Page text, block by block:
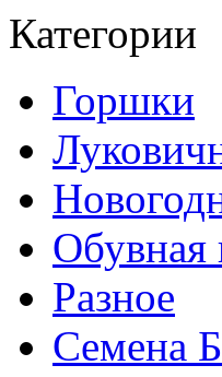
Категории
Горшки
Обувная
Разное
Семена